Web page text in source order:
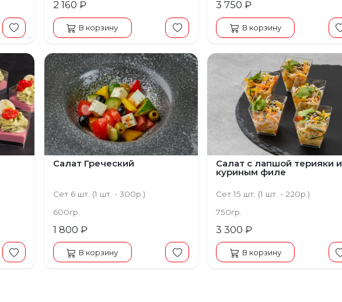
2 160 ₽
В корзину
3 750 ₽
В корзину
Салат Греческий
Сет 6 шт. (1 шт. - 300р.)
600гр.
1 800 ₽
В корзину
Салат с лапшой терияки и
куриным филе
Сет 15 шт. (1 шт. - 220р.)
750гр.
3 300 ₽
В корзину